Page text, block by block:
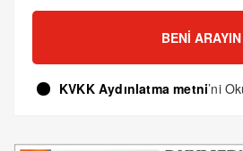
BENI ARAYIN
KVKK Aydınlatma metni’ni